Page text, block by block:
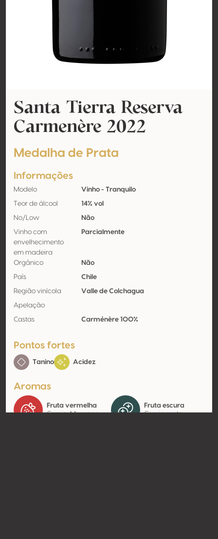
Santa Tierra Reserva
Carmenère 2022
Medalha de Prata
Informações
Modelo Vinho - Tranquilo
Teor de álcool 14% vol
No/Low Não
Vinho com
envelhecimento
em madeira
Parcialmente
Orgânico Não
País Chile
Região vinícola Valle de Colchagua
Apelação
Castas Carménère 100%
Pontos fortes
Tanino Acidez
Aromas
Fruta vermelha
Cereja, Morango
Fruta escura
Cereja preta